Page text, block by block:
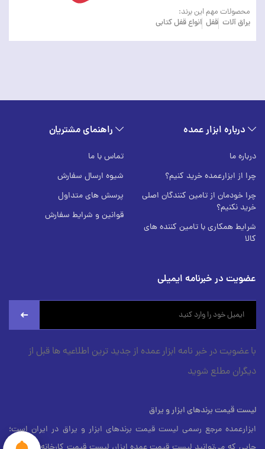
محصولات مهم این برند:
یراق آلات قفل انواع قفل کتابی
درباره ابزار عمده
درباره ما
چرا از ابزارعمده خرید کنیم؟
چرا خودمان از تامین کنندگان اصلی
خرید نکنیم؟
شرایط همکاری با تامین کننده های
کالا
راهنمای مشتریان
تماس با ما
شیوه ارسال سفارش
پرسش های متداول
قوانین و شرایط سفارش
عضویت در خبرنامه ایمیلی
با عضویت در خبر نامه ابزار عمده از جدید ترین اطلاعیه ها قبل از
دیگران مطلع شوید
لیست قیمت برندهای ابزار و یراق
ابزارعمده مرجع رسمی لیست قیمت برندهای ابزار و یراق در ایران است؛